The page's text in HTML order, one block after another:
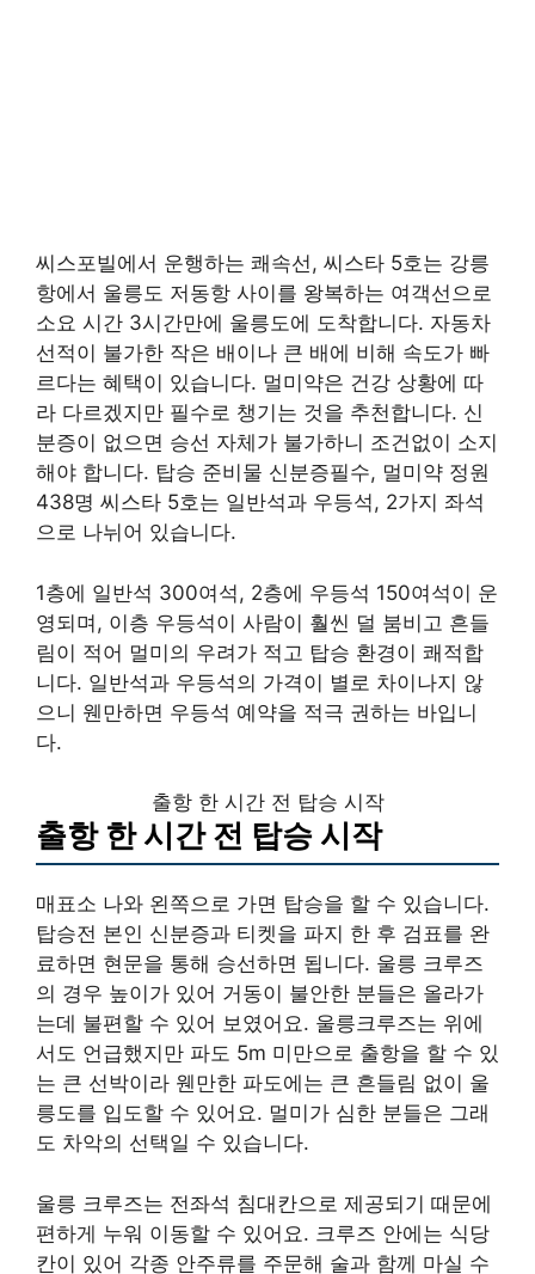
씨스포빌에서 운행하는 쾌속선, 씨스타 5호는 강릉
항에서 울릉도 저동항 사이를 왕복하는 여객선으로
소요 시간 3시간만에 울릉도에 도착합니다. 자동차
선적이 불가한 작은 배이나 큰 배에 비해 속도가 빠
르다는 혜택이 있습니다. 멀미약은 건강 상황에 따
라 다르겠지만 필수로 챙기는 것을 추천합니다. 신
분증이 없으면 승선 자체가 불가하니 조건없이 소지
해야 합니다. 탑승 준비물 신분증필수, 멀미약 정원
438명 씨스타 5호는 일반석과 우등석, 2가지 좌석
으로 나뉘어 있습니다.
1층에 일반석 300여석, 2층에 우등석 150여석이 운
영되며, 이층 우등석이 사람이 훨씬 덜 붐비고 흔들
림이 적어 멀미의 우려가 적고 탑승 환경이 쾌적합
니다. 일반석과 우등석의 가격이 별로 차이나지 않
으니 웬만하면 우등석 예약을 적극 권하는 바입니
다.
출항 한 시간 전 탑승 시작
출항 한 시간 전 탑승 시작
매표소 나와 왼쪽으로 가면 탑승을 할 수 있습니다.
탑승전 본인 신분증과 티켓을 파지 한 후 검표를 완
료하면 현문을 통해 승선하면 됩니다. 울릉 크루즈
의 경우 높이가 있어 거동이 불안한 분들은 올라가
는데 불편할 수 있어 보였어요. 울릉크루즈는 위에
서도 언급했지만 파도 5m 미만으로 출항을 할 수 있
는 큰 선박이라 웬만한 파도에는 큰 흔들림 없이 울
릉도를 입도할 수 있어요. 멀미가 심한 분들은 그래
도 차악의 선택일 수 있습니다.
울릉 크루즈는 전좌석 침대칸으로 제공되기 때문에
편하게 누워 이동할 수 있어요. 크루즈 안에는 식당
칸이 있어 각종 안주류를 주문해 술과 함께 마실 수